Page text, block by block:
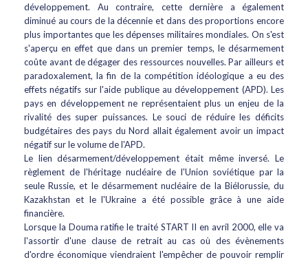
développement. Au contraire, cette dernière a également
diminué au cours de la décennie et dans des proportions encore
plus importantes que les dépenses militaires mondiales. On s'est
s'aperçu en effet que dans un premier temps, le désarmement
coûte avant de dégager des ressources nouvelles. Par ailleurs et
paradoxalement, la fin de la compétition idéologique a eu des
effets négatifs sur l'aide publique au développement (APD). Les
pays en développement ne représentaient plus un enjeu de la
rivalité des super puissances. Le souci de réduire les déficits
budgétaires des pays du Nord allait également avoir un impact
négatif sur le volume de l'APD.
Le lien désarmement/développement était même inversé. Le
règlement de l'héritage nucléaire de l'Union soviétique par la
seule Russie, et le désarmement nucléaire de la Biélorussie, du
Kazakhstan et le l'Ukraine a été possible grâce à une aide
financière.
Lorsque la Douma ratifie le traité START II en avril 2000, elle va
l'assortir d'une clause de retrait au cas où des évènements
d'ordre économique viendraient l'empêcher de pouvoir remplir